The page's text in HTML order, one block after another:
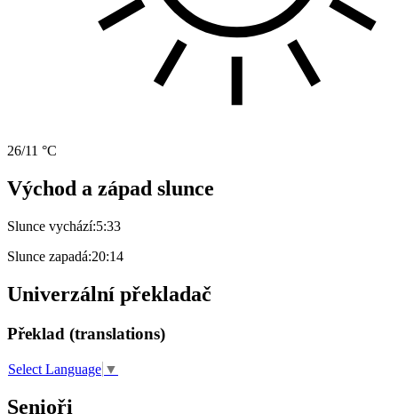
26/11 °C
Východ a západ slunce
Slunce vychází:5:33
Slunce zapadá:20:14
Univerzální překladač
Překlad (translations)
Select Language ▼
Senioři